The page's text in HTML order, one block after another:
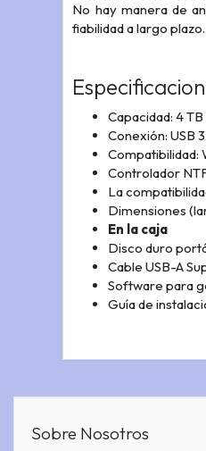
No hay manera de
fiabilidad a largo
Capacidad: 4 TB
Conexión: USB
Compatibilidad:
Controlador
La
Dimensiones
En la caja
Disco duro
Cable USB-A
Software para
Guía de
Sobre Nosotros